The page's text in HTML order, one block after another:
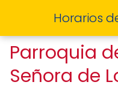
Horarios
Parroquia
Señora de